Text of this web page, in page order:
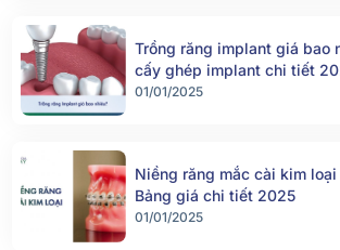
Trồng răng implant giá bao
cấy ghép implant chi tiết
01/01/2025
Niềng răng mắc cài kim
Bảng giá chi tiết 2025
01/01/2025